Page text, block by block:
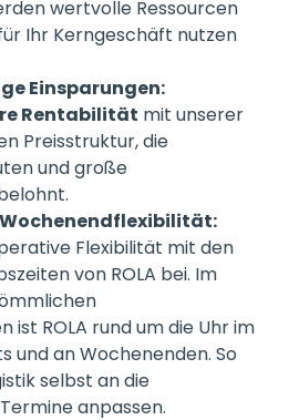
wertvolle Ressourcen
Ihr Kerngeschäft nutzen
Einsparungen:
Rentabilität mit unserer
Preisstruktur, die
und große
Flexibilität mit den
von ROLA bei. Im
ROLA rund um die Uhr im
und an Wochenenden. So
selbst an die
anpassen.